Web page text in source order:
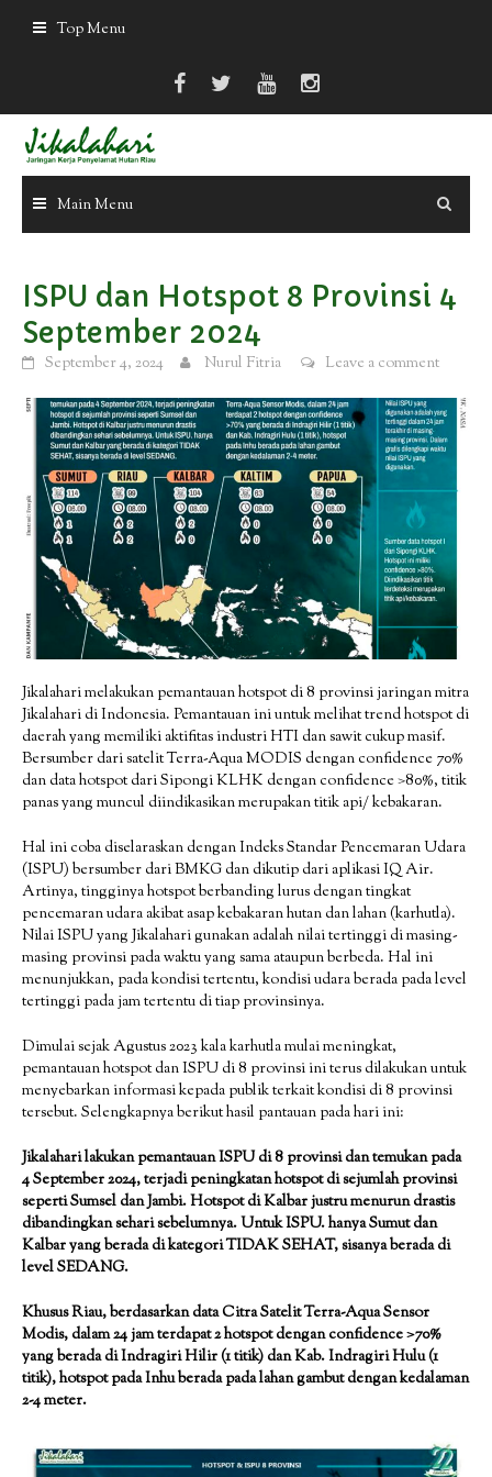
Top Menu
Main Menu
ISPU dan Hotspot 8 Provinsi 4
September 2024
September 4, 2024 Nurul Fitria Leave a comment
Jikalahari melakukan pemantauan hotspot di 8 provinsi jaringan mitra
Jikalahari di Indonesia. Pemantauan ini untuk melihat trend hotspot di
daerah yang memiliki aktifitas industri HTI dan sawit cukup masif.
Bersumber dari satelit Terra-Aqua MODIS dengan confidence 70%
dan data hotspot dari Sipongi KLHK dengan confidence >80%, titik
panas yang muncul diindikasikan merupakan titik api/ kebakaran.
Hal ini coba diselaraskan dengan Indeks Standar Pencemaran Udara
(ISPU) bersumber dari BMKG dan dikutip dari aplikasi IQ Air.
Artinya, tingginya hotspot berbanding lurus dengan tingkat
pencemaran udara akibat asap kebakaran hutan dan lahan (karhutla).
Nilai ISPU yang Jikalahari gunakan adalah nilai tertinggi di masing-
masing provinsi pada waktu yang sama ataupun berbeda. Hal ini
menunjukkan, pada kondisi tertentu, kondisi udara berada pada level
tertinggi pada jam tertentu di tiap provinsinya.
Dimulai sejak Agustus 2023 kala karhutla mulai meningkat,
pemantauan hotspot dan ISPU di 8 provinsi ini terus dilakukan untuk
menyebarkan informasi kepada publik terkait kondisi di 8 provinsi
tersebut. Selengkapnya berikut hasil pantauan pada hari ini:
Jikalahari lakukan pemantauan ISPU di 8 provinsi dan temukan pada
4 September 2024, terjadi peningkatan hotspot di sejumlah provinsi
seperti Sumsel dan Jambi. Hotspot di Kalbar justru menurun drastis
dibandingkan sehari sebelumnya. Untuk ISPU. hanya Sumut dan
Kalbar yang berada di kategori TIDAK SEHAT, sisanya berada di
level SEDANG.
Khusus Riau, berdasarkan data Citra Satelit Terra-Aqua Sensor
Modis, dalam 24 jam terdapat 2 hotspot dengan confidence >70%
yang berada di Indragiri Hilir (1 titik) dan Kab. Indragiri Hulu (1
titik), hotspot pada Inhu berada pada lahan gambut dengan kedalaman
2-4 meter.